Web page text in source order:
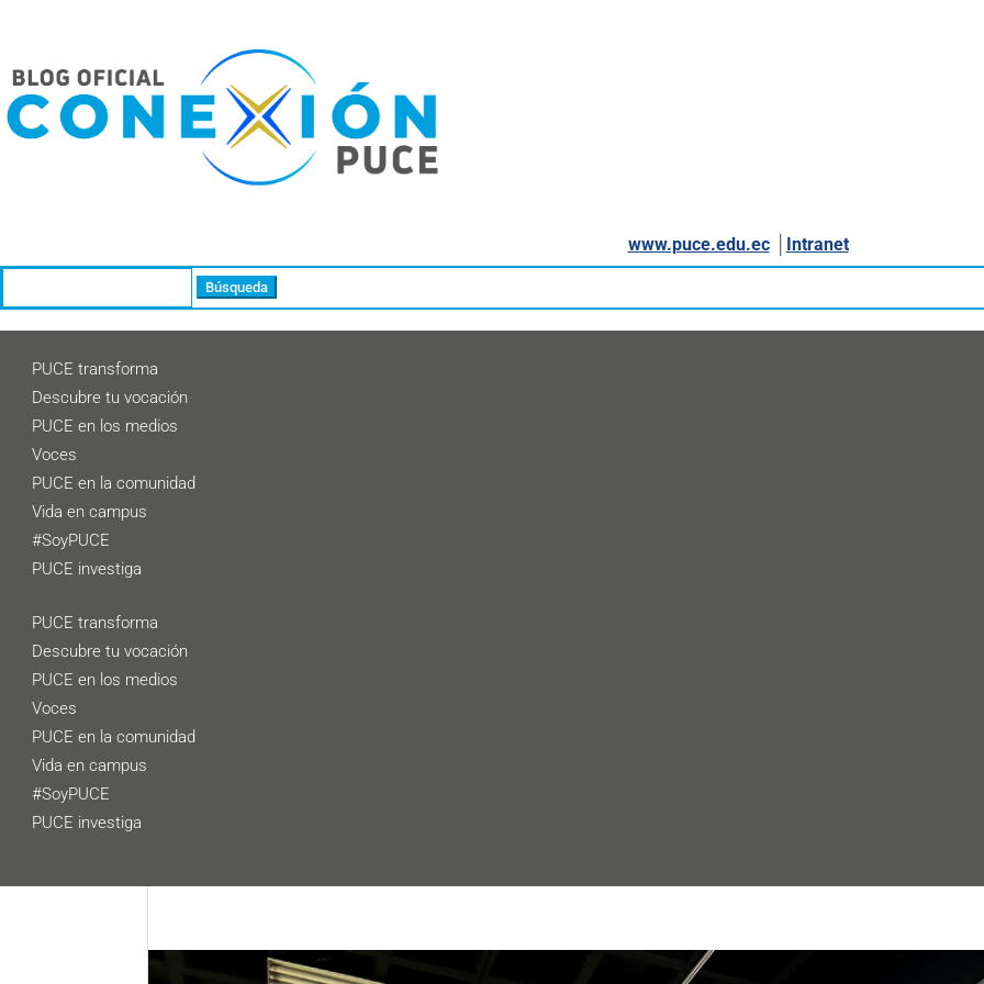
www.puce.edu.ec│ Intranet
PUCE transforma
Descubre tu vocación
PUCE en los medios
Voces
PUCE en la comunidad
Vida en campus
#SoyPUCE
PUCE investiga
PUCE transforma
Descubre tu vocación
PUCE en los medios
Voces
PUCE en la comunidad
Vida en campus
#SoyPUCE
PUCE investiga